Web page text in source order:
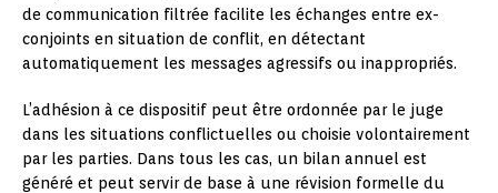
de communication filtrée facilite les échanges entre ex-
conjoints en situation de conflit, en détectant
automatiquement les messages agressifs ou inappropriés.
L’adhésion à ce dispositif peut être ordonnée par le juge
dans les situations conflictuelles ou choisie volontairement
par les parties. Dans tous les cas, un bilan annuel est
généré et peut servir de base à une révision formelle du